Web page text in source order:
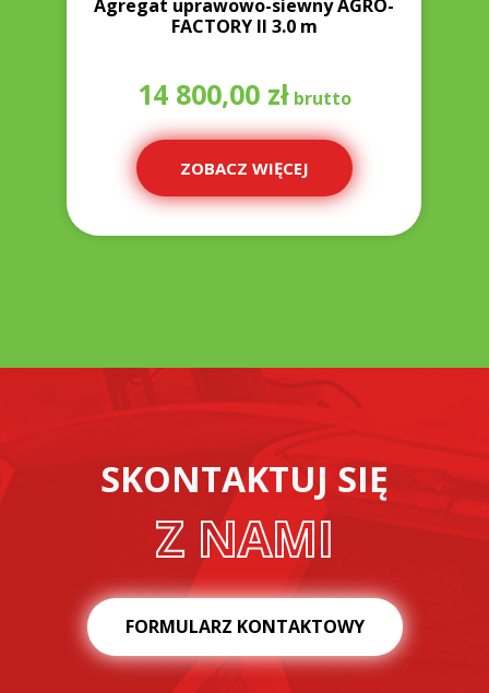
Agregat uprawowo-siewny AGRO-
FACTORY II 3.0 m
14 800,00 zł
ZOBACZ WIĘCEJ
SKONTAKTUJ SIĘ
Z NAMI
FORMULARZ KONTAKTOWY